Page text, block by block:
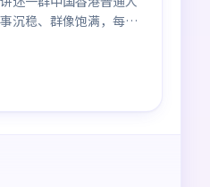
沉稳、群像饱满，每一
味悠长。